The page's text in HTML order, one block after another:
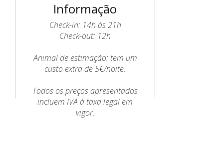
Informação
Check-in: 14h às 21h
Check-out: 12h
Animal de estimação: tem um
custo extra de 5€/noite.
Todos os preços apresentados
incluem IVA à taxa legal em
vigor.